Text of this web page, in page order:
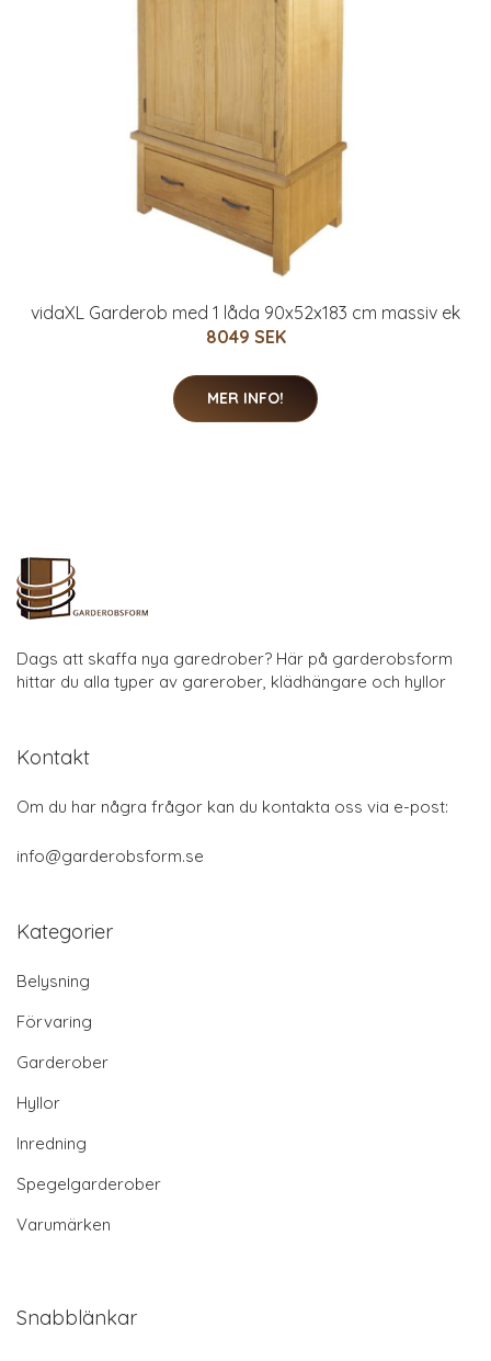
vidaXL Garderob med 1 låda 90x52x183 cm massiv ek
8049 SEK
MER INFO!
Dags att skaffa nya garedrober? Här på garderobsform
hittar du alla typer av garerober, klädhängare och hyllor
Kontakt
Om du har några frågor kan du kontakta oss via e-post:
info@garderobsform.se
Kategorier
Belysning
Förvaring
Garderober
Hyllor
Inredning
Spegelgarderober
Varumärken
Snabblänkar